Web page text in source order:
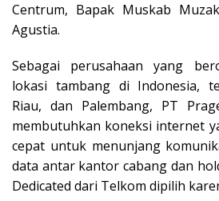
Centrum, Bapak Muskab
Agustia.
Sebagai perusahaan yang
lokasi tambang di Indonesia,
Riau, dan Palembang, PT
membutuhkan koneksi internet
cepat untuk menunjang
data antar kantor cabang dan
Dedicated dari Telkom dipilih